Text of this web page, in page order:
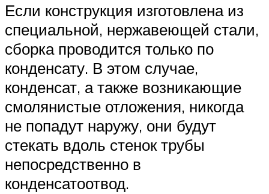
Если конструкция изготовлена из
специальной, нержавеющей стали,
сборка проводится только по
конденсату. В этом случае,
конденсат, а также возникающие
смолянистые отложения, никогда
не попадут наружу, они будут
стекать вдоль стенок трубы
непосредственно в
конденсатоотвод.